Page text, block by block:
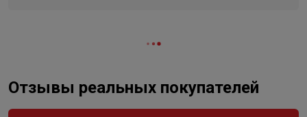
Отзывы реальных покупателей